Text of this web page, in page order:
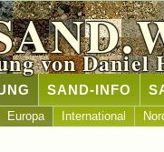
von Daniel
SAND-INFO
Europa International